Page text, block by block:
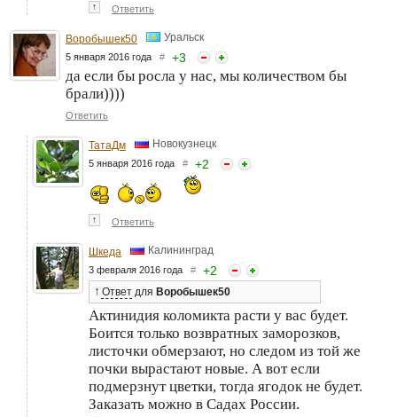
↑ Ответить
Воробышек50 Уральск
5 января 2016 года # +3
да если бы росла у нас, мы количеством бы
брали))))
Ответить
ТатаДм Новокузнецк
5 января 2016 года # +2
↑ Ответить
Шкеда Калининград
3 февраля 2016 года # +2
↑ Ответ для Воробышек50
Актинидия коломикта расти у вас будет.
Боится только возвратных заморозков,
листочки обмерзают, но следом из той же
почки вырастают новые. А вот если
подмерзнут цветки, тогда ягодок не будет.
Заказать можно в Садах России.